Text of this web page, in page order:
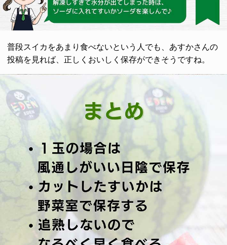
普段スイカをあまり食べないという人でも、あすかさんの
投稿を見れば、正しくおいしく保存ができそうですね。